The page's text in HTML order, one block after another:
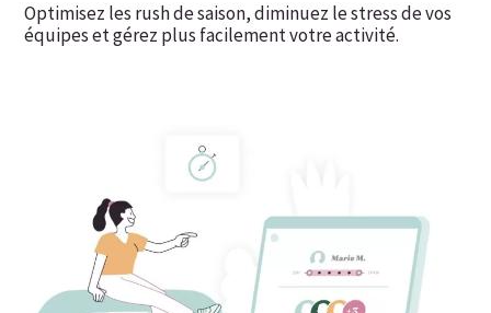
Optimisez les rush de saison, diminuez le stress de vos
équipes et gérez plus facilement votre activité.